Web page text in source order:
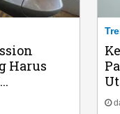
Harus